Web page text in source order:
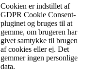
Cookien er indstillet af
GDPR Cookie Consent-
pluginet og bruges til at
gemme, om brugeren har
givet samtykke til brugen
af cookies eller ej. Det
gemmer ingen personlige
data.